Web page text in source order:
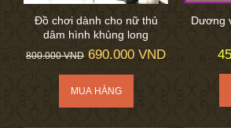
Đồ chơi dành cho nữ thủ
dâm hình khủng long
800.000 VND 690.000 VND
Dương